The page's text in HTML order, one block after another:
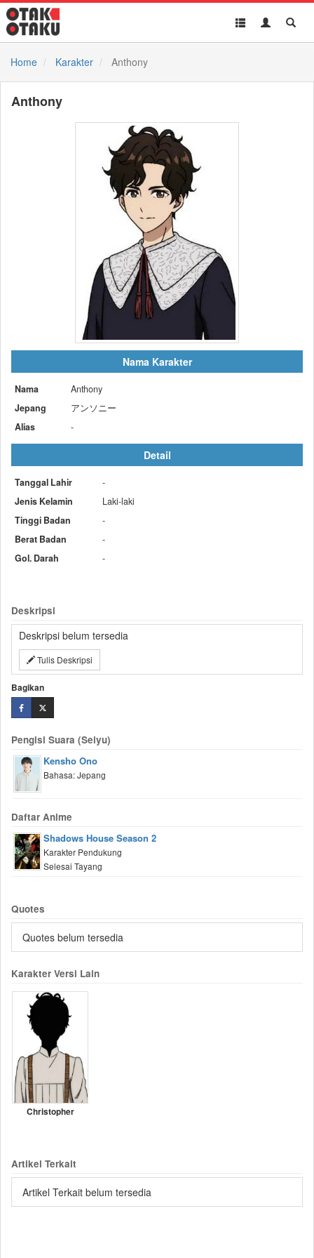
Toggle
Toggle
Home
Karakter Anthony
Anthony
Nama Karakter
Nama
Anthony
Jepang
アンソニー
Alias
-
Detail
Tanggal Lahir
-
Jenis Kelamin
Laki-laki
Tinggi Badan
-
Berat Badan
-
Gol. Darah
-
Deskripsi
Deskripsi belum tersedia
Tulis Deskripsi
Bagikan
Pengisi Suara (Seiyu)
Kensho Ono
Bahasa: Jepang
Daftar Anime
Shadows House Season 2
Karakter Pendukung
Selesai Tayang
Quotes
Quotes belum tersedia
Karakter Versi Lain
Christopher
Artikel Terkait
Artikel Terkait belum tersedia